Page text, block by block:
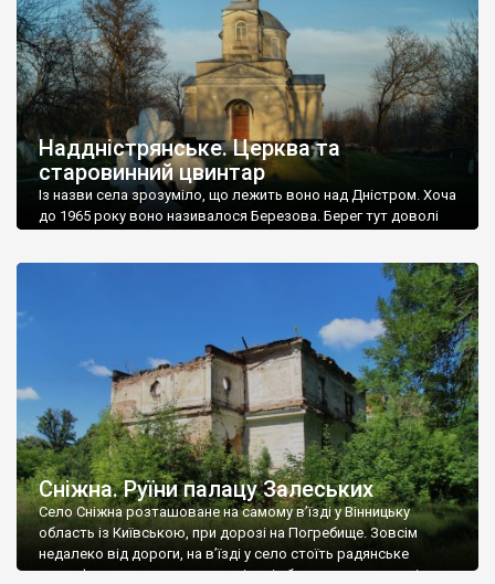
роках Болган […]
Наддністрянське. Церква та
старовинний цвинтар
Із назви села зрозуміло, що лежить воно над Дністром. Хоча
до 1965 року воно називалося Березова. Берег тут доволі
Наддністрянське відрізняється від більшості навколишніх
сіл. У селі є мурована Михайлівська церква. Точної дати […]
Сніжна. Руїни палацу Залеських
Село Сніжна розташоване на самому в’їзді у Вінницьку
область із Київською, при дорозі на Погребище. Зовсім
недалеко від дороги, на в’їзді у село стоїть радянське
рельєфне пано, яке показує жінку і яблуню, а трохи далі, десь